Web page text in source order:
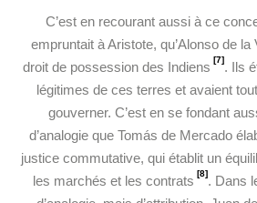
C’est en recourant aussi à ce
empruntait à Aristote, qu’Alonso de
droit de possession des Indiens [7]. Ils
légitimes de ces terres et avaient
gouverner. C’est en se fondant
d’analogie que Tomás de Mercado
justice commutative, qui établit un
les marchés et les contrats [8]. Dans